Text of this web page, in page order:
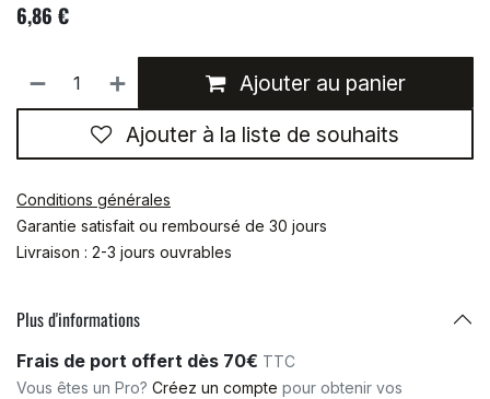
6,86 €
Ajouter au panier
Ajouter à la liste de souhaits
Conditions générales
Garantie satisfait ou remboursé de 30 jours
Livraison : 2-3 jours ouvrables
Plus d'informations
Frais de port offert dès 70€ TTC
Vous êtes un Pro? Créez un compte pour obtenir vos